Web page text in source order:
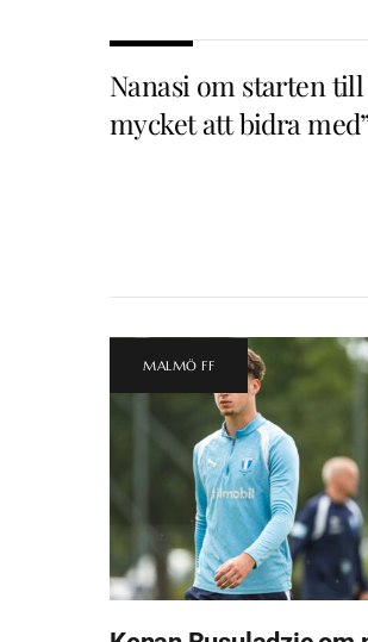
Nanasi om starten
mycket att bidra
MALMÖ FF